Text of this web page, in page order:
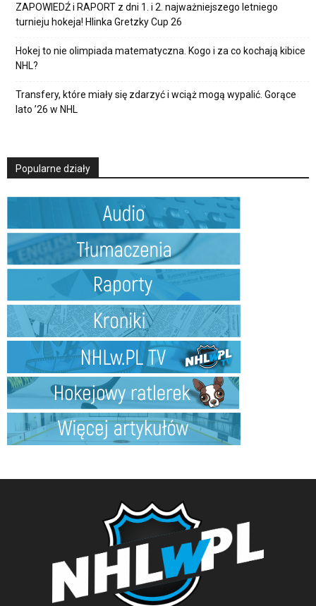
ZAPOWIEDŹ i RAPORT z dni 1. i 2. najważniejszego letniego
turnieju hokeja! Hlinka Gretzky Cup 26
Hokej to nie olimpiada matematyczna. Kogo i za co kochają kibice
NHL?
Transfery, które miały się zdarzyć i wciąż mogą wypalić. Gorące
lato ’26 w NHL
Popularne działy